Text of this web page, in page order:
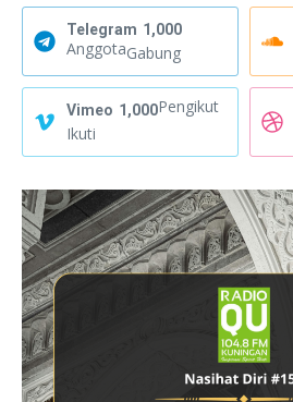
Telegram 1,000
AnggotaGabung
Vimeo 1,000Pengikut
Ikuti